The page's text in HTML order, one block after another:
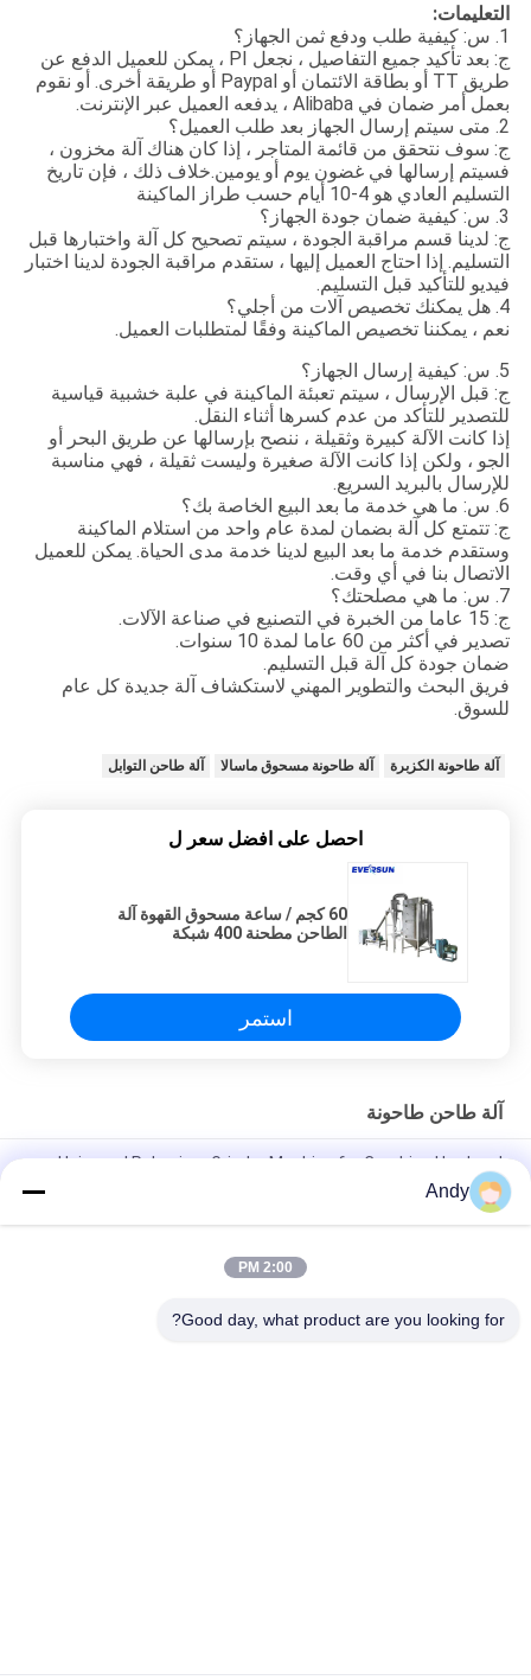
التعليمات:
1. س: كيفية طلب ودفع ثمن الجهاز؟
ج: بعد تأكيد جميع التفاصيل ، نجعل PI ، يمكن للعميل الدفع عن
طريق TT أو بطاقة الائتمان أو Paypal أو طريقة أخرى. أو نقوم
بعمل أمر ضمان في Alibaba ، يدفعه العميل عبر الإنترنت.
2. متى سيتم إرسال الجهاز بعد طلب العميل؟
ج: سوف نتحقق من قائمة المتاجر ، إذا كان هناك آلة مخزون ،
فسيتم إرسالها في غضون يوم أو يومين.خلاف ذلك ، فإن تاريخ
التسليم العادي هو 4-10 أيام حسب طراز الماكينة
3. س: كيفية ضمان جودة الجهاز؟
ج: لدينا قسم مراقبة الجودة ، سيتم تصحيح كل آلة واختبارها قبل
التسليم. إذا احتاج العميل إليها ، ستقدم مراقبة الجودة لدينا اختبار
فيديو للتأكيد قبل التسليم.
4. هل يمكنك تخصيص آلات من أجلي؟
نعم ، يمكننا تخصيص الماكينة وفقًا لمتطلبات العميل.
5. س: كيفية إرسال الجهاز؟
ج: قبل الإرسال ، سيتم تعبئة الماكينة في علبة خشبية قياسية
للتصدير للتأكد من عدم كسرها أثناء النقل.
إذا كانت الآلة كبيرة وثقيلة ، ننصح بإرسالها عن طريق البحر أو
الجو ، ولكن إذا كانت الآلة صغيرة وليست ثقيلة ، فهي مناسبة
للإرسال بالبريد السريع.
6. س: ما هي خدمة ما بعد البيع الخاصة بك؟
ج: تتمتع كل آلة بضمان لمدة عام واحد من استلام الماكينة
وستقدم خدمة ما بعد البيع لدينا خدمة مدى الحياة. يمكن للعميل
الاتصال بنا في أي وقت.
7. س: ما هي مصلحتك؟
ج: 15 عاما من الخبرة في التصنيع في صناعة الآلات.
تصدير في أكثر من 60 عاما لمدة 10 سنوات.
ضمان جودة كل آلة قبل التسليم.
فريق البحث والتطوير المهني لاستكشاف آلة جديدة كل عام
للسوق.
آلة طاحونة الكزبرة آلة طاحونة مسحوق ماسالا آلة طاحن التوابل
احصل على افضل سعر ل
60 كجم / ساعة مسحوق القهوة آلة
الطاحن مطحنة 400 شبكة
استمر
آلة طاحن طاحونة
Universal Pulverizer Grinder Machine for Crushing Hard and
Resilient Materials
آلة مطحنة مطحنة متقدمة للتحطيم في الصناعات الكيميائية الطبية
Andy
2:00 PM
Good day, what product are you looking for?